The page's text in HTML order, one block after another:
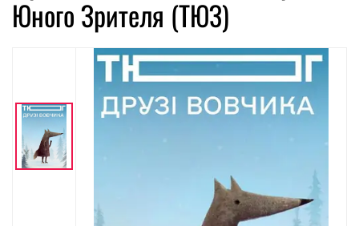
Юного Зрителя (ТЮЗ)